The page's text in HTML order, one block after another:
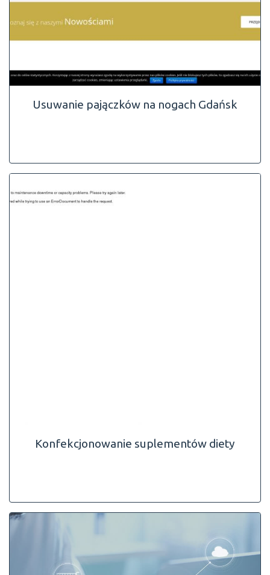
Usuwanie pajączków na nogach Gdańsk
Konfekcjonowanie suplementów diety